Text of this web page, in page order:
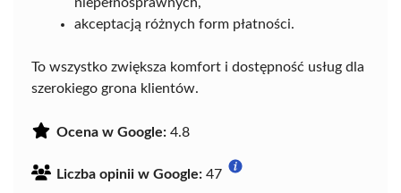
niepełnosprawnych,
akceptacją różnych form płatności.
To wszystko zwiększa komfort i dostępność usług dla
szerokiego grona klientów.
Ocena w Google: 4.8
Liczba opinii w Google: 47